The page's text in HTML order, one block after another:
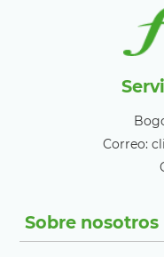
Correo:
Sobre nosotros